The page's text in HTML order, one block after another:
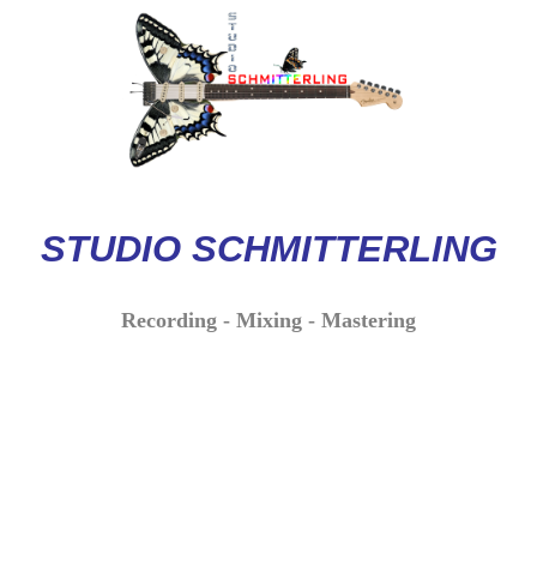
STUDIO SCHMITTERLING
Recording - Mixing - Mastering